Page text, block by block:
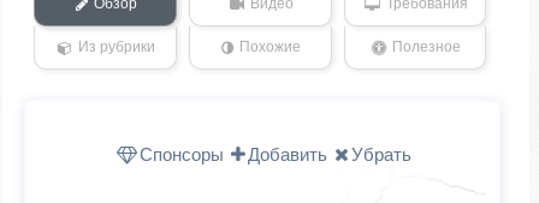
Обзор Видео Требования
Из рубрики Похожие Полезное
Спонсоры Добавить Убрать